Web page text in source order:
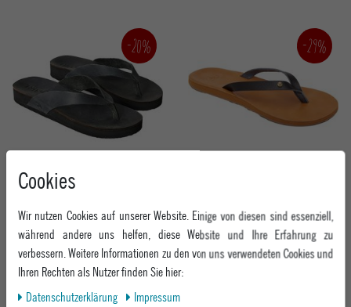
-20%
RIP CURL DAMEN SANDALE FREEDOM
BLACK
ab 39,95 €
-29%
UVP 27,95 €
ab 19,95 €
Cookies
Wir nutzen Cookies auf unserer Website. Einige von diesen sind essenziell,
während andere uns helfen, diese Website und Ihre Erfahrung zu
verbessern. Weitere Informationen zu den von uns verwendeten Cookies und
Ihren Rechten als Nutzer finden Sie hier:
Daten­schutz­erklärung
Impressum